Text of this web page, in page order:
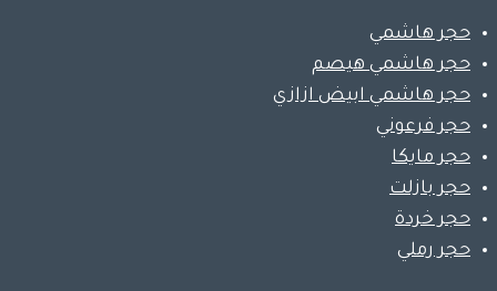
حجر هاشمي
حجر هاشمي هيصم
حجر هاشمي ابيض ازازي
حجر فرعوني
حجر مايكا
حجر بازلت
حجر خردة
حجر رملي